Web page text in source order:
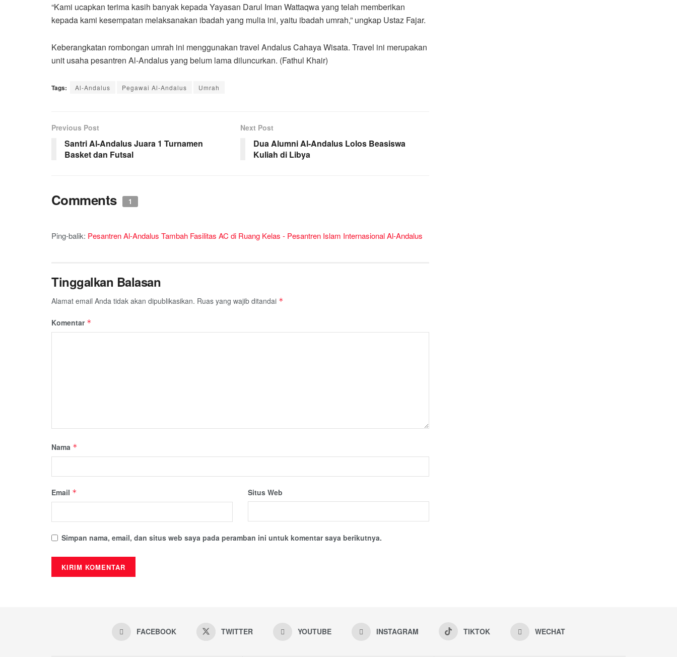
“Kami ucapkan terima kasih banyak kepada Yayasan Darul Iman Wattaqwa yang telah memberikan
kepada kami kesempatan melaksanakan ibadah yang mulia ini, yaitu ibadah umrah,” ungkap Ustaz Fajar.
Keberangkatan rombongan umrah ini menggunakan travel Andalus Cahaya Wisata. Travel ini merupakan
unit usaha pesantren Al-Andalus yang belum lama diluncurkan. (Fathul Khair)
Tags: Al-Andalus Pegawai Al-Andalus Umrah
Previous Post
Santri Al-Andalus Juara 1 Turnamen
Basket dan Futsal
Next Post
Dua Alumni Al-Andalus Lolos Beasiswa
Kuliah di Libya
Comments 1
Ping-balik: Pesantren Al-Andalus Tambah Fasilitas AC di Ruang Kelas - Pesantren Islam Internasional Al-Andalus
Tinggalkan Balasan
Alamat email Anda tidak akan dipublikasikan. Ruas yang wajib ditandai *
Komentar *
Nama *
Email * Situs Web
Simpan nama, email, dan situs web saya pada peramban ini untuk komentar saya berikutnya.
FACEBOOK TWITTER YOUTUBE INSTAGRAM TIKTOK WECHAT